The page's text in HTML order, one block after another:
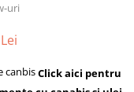
uri
Click aici pentru